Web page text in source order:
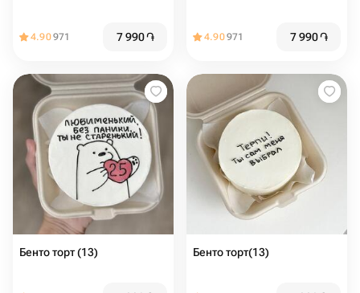
4.90971 7 990֏ 4.90971 7 990֏
Бенто торт (13) Бенто торт(13)